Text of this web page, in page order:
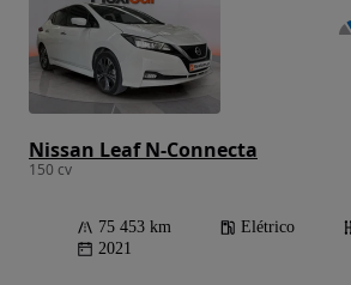
Nissan Leaf N-Connecta
150 cv
75 453 km Elétrico
2021